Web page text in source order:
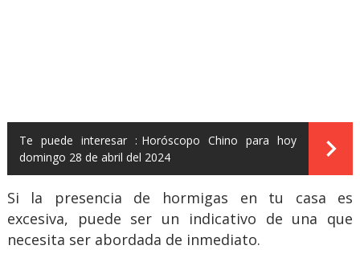
Te puede interesar : Horóscopo Chino para hoy
domingo 28 de abril del 2024
Si la presencia de hormigas en tu casa es
excesiva, puede ser un indicativo de una que
necesita ser abordada de inmediato.